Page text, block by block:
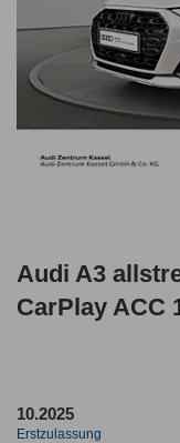
Audi A3
CarPlay ACC
10.2025
Erstzulassung